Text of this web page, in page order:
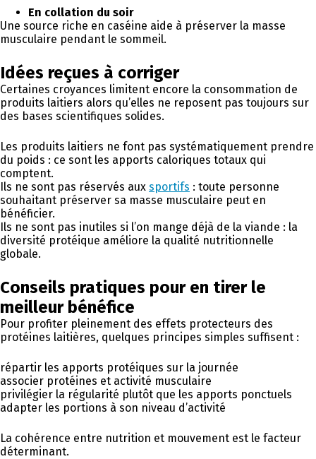
En collation du soir
Une source riche en caséine aide à préserver la masse
musculaire pendant le sommeil.
Idées reçues à corriger
Certaines croyances limitent encore la consommation de
produits laitiers alors qu’elles ne reposent pas toujours sur
des bases scientifiques solides.
Les produits laitiers ne font pas systématiquement prendre
du poids : ce sont les apports caloriques totaux qui
comptent.
Ils ne sont pas réservés aux sportifs : toute personne
souhaitant préserver sa masse musculaire peut en
bénéficier.
Ils ne sont pas inutiles si l’on mange déjà de la viande : la
diversité protéique améliore la qualité nutritionnelle
globale.
Conseils pratiques pour en tirer le
meilleur bénéfice
Pour profiter pleinement des effets protecteurs des
protéines laitières, quelques principes simples suffisent :
répartir les apports protéiques sur la journée
associer protéines et activité musculaire
privilégier la régularité plutôt que les apports ponctuels
adapter les portions à son niveau d’activité
La cohérence entre nutrition et mouvement est le facteur
déterminant.